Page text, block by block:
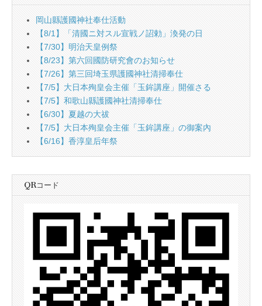
岡山縣護國神社奉仕活動
【8/1】「清國ニ対スル宣戦ノ詔勅」渙発の日
【7/30】明治天皇例祭
【8/23】第六回國防研究會のお知らせ
【7/26】第三回埼玉県護國神社清掃奉仕
【7/5】大日本殉皇会主催「玉鉾講座」開催さる
【7/5】和歌山縣護國神社清掃奉仕
【6/30】夏越の大祓
【7/5】大日本殉皇会主催「玉鉾講座」の御案內
【6/16】香淳皇后年祭
QRコード